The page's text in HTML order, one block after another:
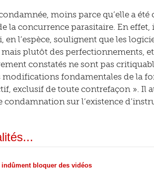
moins parce qu’elle a
la concurrence parasitaire. En effet,
en l’espèce, soulignent que les
plutôt des perfectionnements,
constatés ne sont pas
modifications fondamentales de la
exclusif de toute contrefaçon ». Il
condamnation sur l’existence
bloquer des vidéos